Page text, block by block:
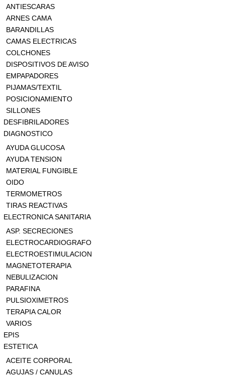
ANTIESCARAS
ARNES CAMA
BARANDILLAS
CAMAS ELECTRICAS
COLCHONES
DISPOSITIVOS DE AVISO
EMPAPADORES
PIJAMAS/TEXTIL
POSICIONAMIENTO
SILLONES
DESFIBRILADORES
DIAGNOSTICO
AYUDA GLUCOSA
AYUDA TENSION
MATERIAL FUNGIBLE
OIDO
TERMOMETROS
TIRAS REACTIVAS
ELECTRONICA SANITARIA
ASP. SECRECIONES
ELECTROCARDIOGRAFO
ELECTROESTIMULACION
MAGNETOTERAPIA
NEBULIZACION
PARAFINA
PULSIOXIMETROS
TERAPIA CALOR
VARIOS
EPIS
ESTETICA
ACEITE CORPORAL
AGUJAS / CANULAS